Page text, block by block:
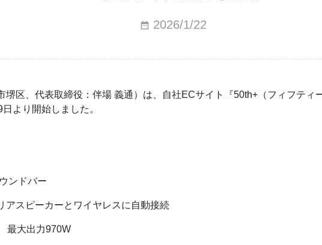
2026/1/22
堺区、代表取締役：伴場 義通）は、自社ECサイト『50th+（フィフティ
より開始しました。
ンドバー
アスピーカーとワイヤレスに自動接続
最大出力970W